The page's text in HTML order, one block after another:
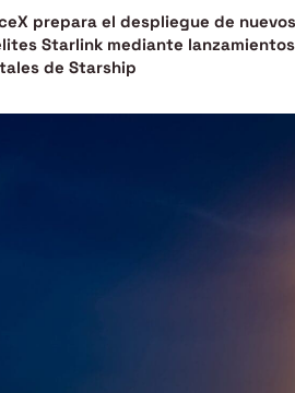
prepara el despliegue de nuevos
Starlink mediante lanzamientos
de Starship